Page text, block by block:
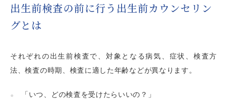
出生前検査の前に行う出生前カウンセリン
グとは
それぞれの出生前検査で、対象となる病気、症状、検査方
法、検査の時期、検査に適した年齢などが異なります。
「いつ、どの検査を受けたらいいの？」